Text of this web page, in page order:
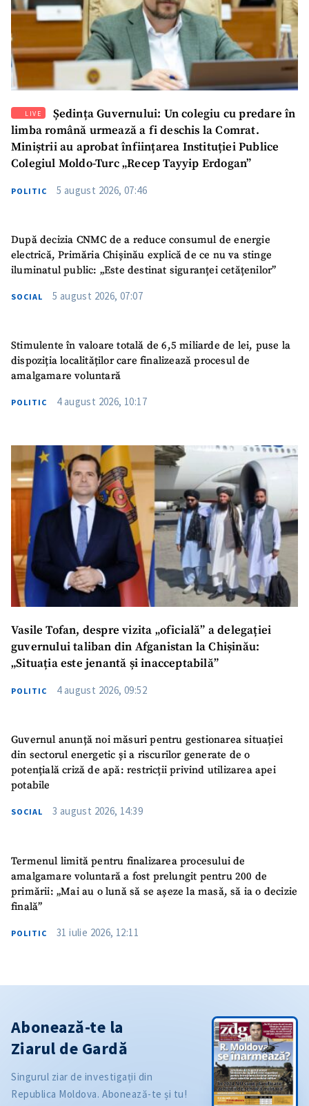
LIVE
Ședința Guvernului: Un colegiu cu predare în
limba română urmează a fi deschis la Comrat.
Miniștrii au aprobat înființarea Instituției Publice
Colegiul Moldo-Turc „Recep Tayyip Erdogan”
POLITIC 5 august 2026, 07:46
După decizia CNMC de a reduce consumul de energie
electrică, Primăria Chișinău explică de ce nu va stinge
iluminatul public: „Este destinat siguranței cetățenilor”
SOCIAL 5 august 2026, 07:07
Stimulente în valoare totală de 6,5 miliarde de lei, puse la
dispoziția localităților care finalizează procesul de
amalgamare voluntară
POLITIC 4 august 2026, 10:17
Vasile Tofan, despre vizita „oficială” a delegației
guvernului taliban din Afganistan la Chișinău:
„Situația este jenantă și inacceptabilă”
POLITIC 4 august 2026, 09:52
Guvernul anunță noi măsuri pentru gestionarea situației
din sectorul energetic și a riscurilor generate de o
potențială criză de apă: restricții privind utilizarea apei
potabile
SOCIAL 3 august 2026, 14:39
Termenul limită pentru finalizarea procesului de
amalgamare voluntară a fost prelungit pentru 200 de
primării: „Mai au o lună să se așeze la masă, să ia o decizie
finală”
POLITIC 31 iulie 2026, 12:11
Abonează-te la
Ziarul de Gardă
Singurul ziar de investigații din
Republica Moldova. Abonează-te și tu!